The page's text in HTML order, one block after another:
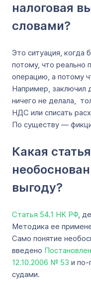
налоговая
словами?
Это ситуация, когда
потому, что реально
операцию, а потому
Например, заключил
ничего не делала,
НДС или списать
По существу —
Какая
выгоду?
Статья 54.1 НК РФ,
Методика ее
Само понятие
введено
12.10.2006 № 53 и по-
судами.